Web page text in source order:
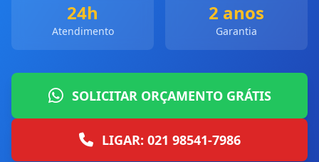
24h
Atendimento
2 anos
Garantia
SOLICITAR ORÇAMENTO GRÁTIS
LIGAR: 021 98541-7986